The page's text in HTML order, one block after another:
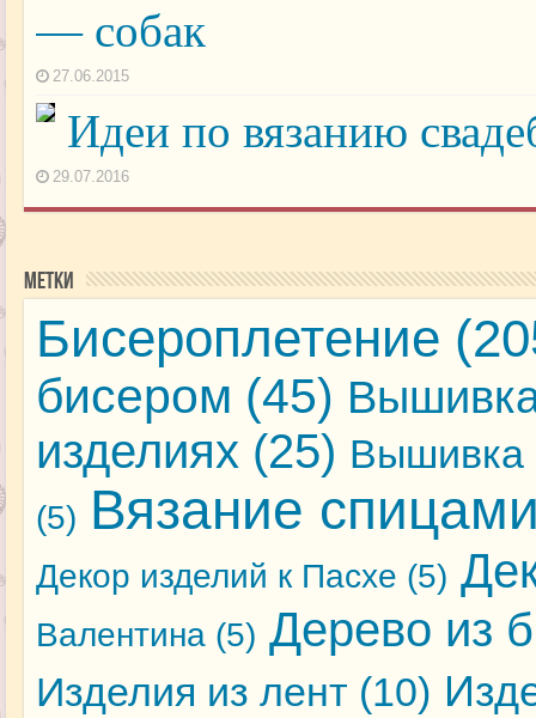
— собак
27.06.2015
Идеи по вязанию
29.07.2016
Метки
Бисероплетение
бисером (45)
изделиях (25) Вышивка
(5) Вязание
Декор изделий к Пасхе (5)
Валентина(5) Дерево из
Изделия из лент (10)